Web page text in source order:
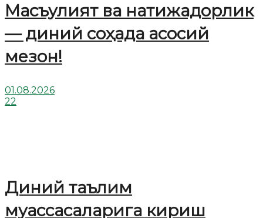
Масъулият ва натижадорлик
— диний соҳада асосий
мезон!
01.08.2026
22
Диний таълим
муассасаларига кириш